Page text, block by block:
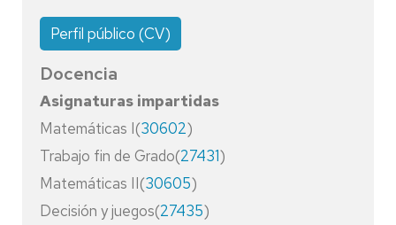
Perfil público (CV)
Docencia
Asignaturas impartidas
Matemáticas I(30602)
Trabajo fin de Grado(27431)
Matemáticas II(30605)
Decisión y juegos(27435)